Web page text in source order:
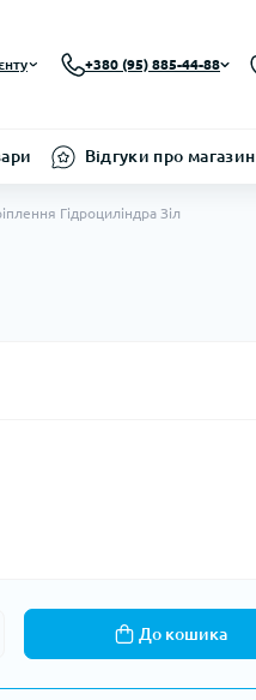
+380 (95) 885-44-88
Відгуки про магазин
Гідроциліндра Зіл
До кошика